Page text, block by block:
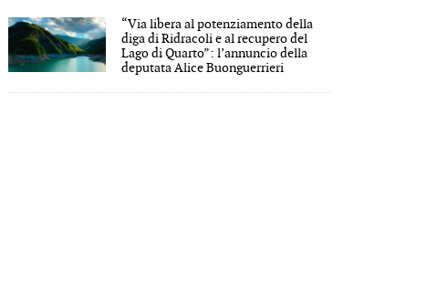
“Via libera al potenziamento della
diga di Ridracoli e al recupero del
Lago di Quarto”: l’annuncio della
deputata Alice Buonguerrieri